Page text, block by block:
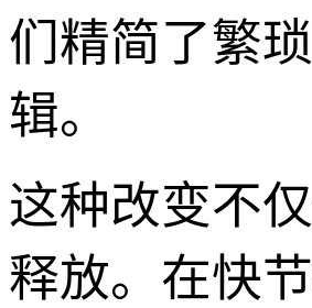
们精简了繁
辑。
这种改变不
释放。在快